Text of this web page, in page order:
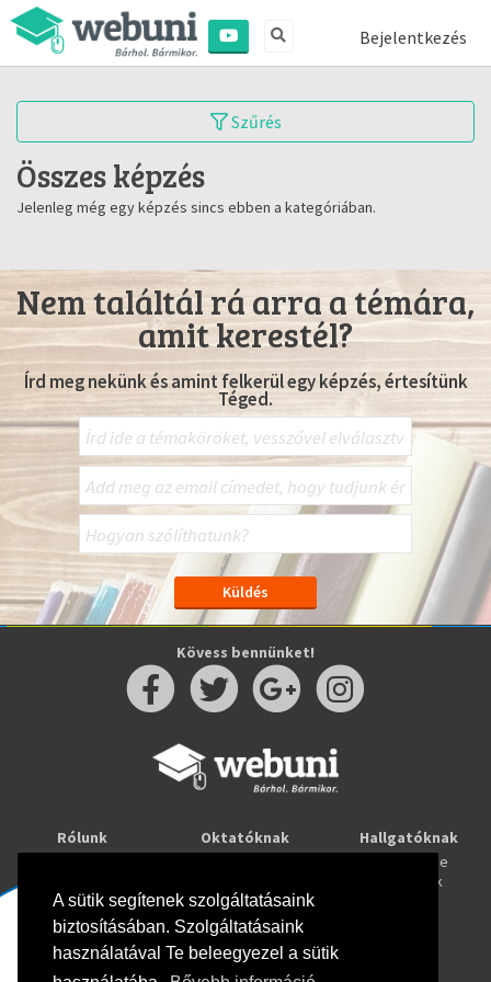
A sütik segítenek szolgáltatásaink
biztosításában. Szolgáltatásaink
használatával Te beleegyezel a sütik
Bejelentkezés
Szűrés
Összes képzés
Jelenleg még egy képzés sincs ebben a kategóriában.
Nem találtál rá arra a témára,
amit kerestél?
Írd meg nekünk és amint felkerül egy képzés, értesítünk
Téged.
Kövess bennünket!
Rólunk
Oktatóknak
Webuni Stúdió
Hallgatóknak
Tanulj online
Képzések
Info
Adatkezelési tájékoztató
ÁSZF